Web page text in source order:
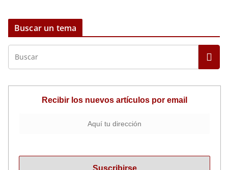
Buscar un tema
Recibir los nuevos artículos por email